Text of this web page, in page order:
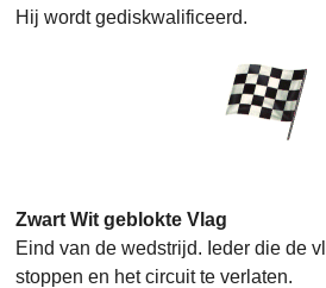
Hij wordt gediskwalificeerd.
Zwart Wit geblokte Vlag
Eind van de wedstrijd. Ieder die de
stoppen en het circuit te verlaten.